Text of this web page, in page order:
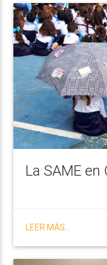
La SAME en
LEER MÁS...